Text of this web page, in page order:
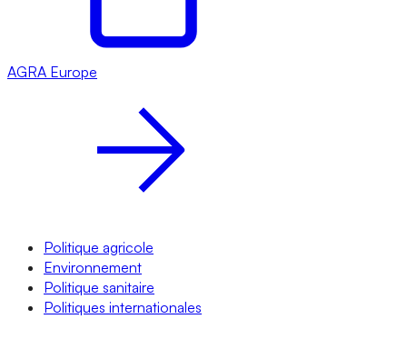
AGRA Europe
Politique agricole
Environnement
Politique sanitaire
Politiques internationales